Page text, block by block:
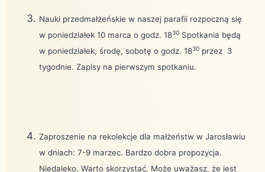
Nauki przedmałżeńskie w naszej parafii rozpoczną się
w poniedziałek 10 marca o godz. 1830 Spotkania będą
w poniedziałek, środę, sobotę o godz. 1830 przez 3
tygodnie. Zapisy na pierwszym spotkaniu.
Zaproszenie na rekolekcje dla małżeństw w Jarosławiu
w dniach: 7-9 marzec. Bardzo dobra propozycja.
Niedaleko. Warto skorzystać. Może uważasz, że jest